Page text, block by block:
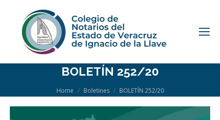
BOLETÍN 252/20
You are here:
Home Boletines BOLETÍN 252/20